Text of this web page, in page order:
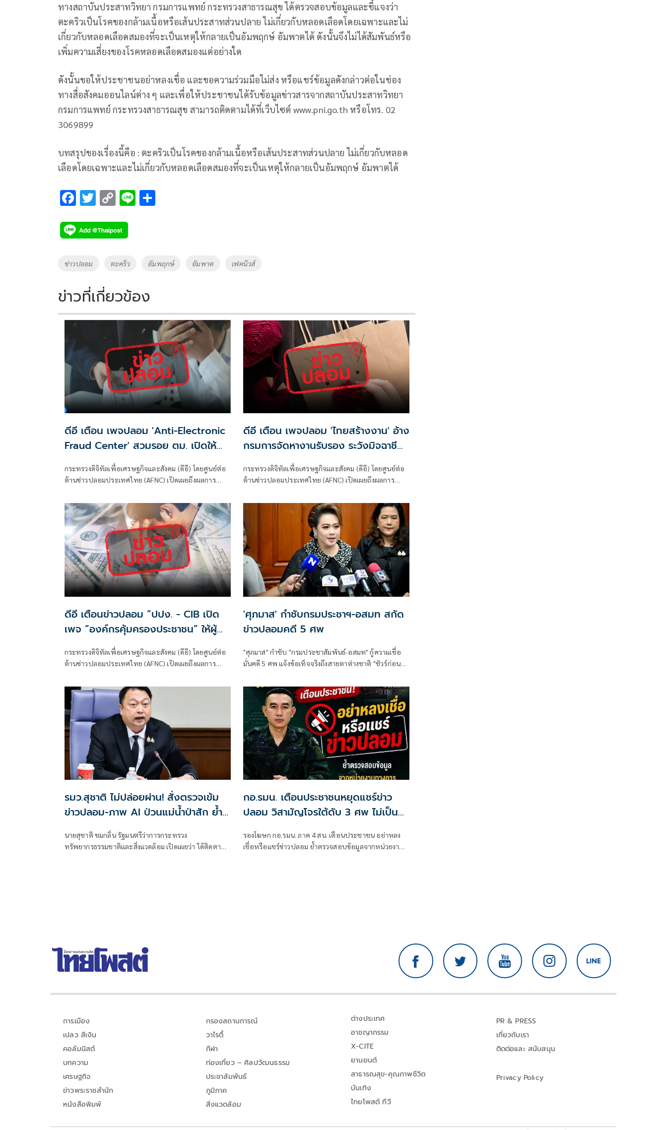
ทางสถาบันประสาทวิทยา กรมการแพทย์ กระทรวงสาธารณสุข ได้ตรวจสอบข้อมูลและชี้แจงว่า
ตะคริวเป็นโรคของกล้ามเนื้อหรือเส้นประสาทส่วนปลาย ไม่เกี่ยวกับหลอดเลือดโดยเฉพาะและไม่
เกี่ยวกับหลอดเลือดสมองที่จะเป็นเหตุให้กลายเป็นอัมพฤกษ์ อัมพาตได้ ดังนั้นจึงไม่ได้สัมพันธ์หรือ
เพิ่มความเสี่ยงของโรคหลอดเลือดสมองแต่อย่างใด
ดังนั้นขอให้ประชาชนอย่าหลงเชื่อ และขอความร่วมมือไม่ส่ง หรือแชร์ข้อมูลดังกล่าวต่อในช่อง
ทางสื่อสังคมออนไลน์ต่าง ๆ และเพื่อให้ประชาชนได้รับข้อมูลข่าวสารจากสถาบันประสาทวิทยา
กรมการแพทย์ กระทรวงสาธารณสุข สามารถติดตามได้ที่เว็บไซต์ www.pni.go.th หรือโทร. 02
3069899
บทสรุปของเรื่องนี้คือ : ตะคริวเป็นโรคของกล้ามเนื้อหรือเส้นประสาทส่วนปลาย ไม่เกี่ยวกับหลอด
เลือดโดยเฉพาะและไม่เกี่ยวกับหลอดเลือดสมองที่จะเป็นเหตุให้กลายเป็นอัมพฤกษ์ อัมพาตได้
F
e
b
o
k
T
tt
er
C
p
y
Li
k
Li
Tags
ข่าวปลอม ตะคริว อัมพฤกษ์ อัมพาต เฟคนิวส์
ข่าวที่เกี่ยวข้อง
ดีอี เตือน เพจปลอม 'Anti-Electronic
Fraud Center' สวมรอย ตม. เปิดให้
ติดตามรับเงินคืนจาก 'สแกมเมอร์' ระวัง
สูญเงิน-ข้อมูลส่วนบุคคล
กระทรวงดิจิทัลเพื่อเศรษฐกิจและสังคม (ดีอี) โดยศูนย์ต่อ
ต้านข่าวปลอมประเทศไทย (AFNC) เปิดเผยถึงผลการ
ป้องกันและแก้ไขปัญหาภัยความมั่นคงและภัยทางสังคม
ของนายไชยชนก ชิดชอบ รัฐมนตรีว่าการกระทรวงดิจิทัล
เพื่อเศรษฐกิจและสังคม (ดีอี) โดยยกระดับความสำคัญ
เรื่องการสร้างความตระหนักรู้เท่าทันภัยอาชญากรรมทาง
เทคโนโลยี ข่าวปลอม และข้อมูลบิดเบือน
ดีอี เตือน เพจปลอม 'ไทยสร้างงาน' อ้าง
กรมการจัดหางานรับรอง ระวังมิจฉาชีพ
หลอก สูญเงิน-ข้อมูลส่วนบุคคล
กระทรวงดิจิทัลเพื่อเศรษฐกิจและสังคม (ดีอี) โดยศูนย์ต่อ
ต้านข่าวปลอมประเทศไทย (AFNC) เปิดเผยถึงผลการ
ป้องกันและแก้ไขปัญหาภัยความมั่นคงและภัยทางสังคม
ของนายไชยชนก ชิดชอบ รัฐมนตรีว่าการกระทรวงดิจิทัล
เพื่อเศรษฐกิจและสังคม (ดีอี) โดยยกระดับความสำคัญ
เรื่องการสร้างความตระหนักรู้เท่าทันภัยอาชญากรรมทาง
เทคโนโลยี ข่าวปลอม และข้อมูลบิดเบือน
ดีอี เตือนข่าวปลอม “ปปง. - CIB เปิด
เพจ “องค์กรคุ้มครองประชาชน” ให้ผู้
เสียหายจากสแกมเมอร์ ส่งหลักฐาน”
ระวังสูญเงิน - ข้อมูลส่วนบุคคล
กระทรวงดิจิทัลเพื่อเศรษฐกิจและสังคม (ดีอี) โดยศูนย์ต่อ
ต้านข่าวปลอมประเทศไทย (AFNC) เปิดเผยถึงผลการ
ป้องกันและแก้ไขปัญหาภัยความมั่นคงและภัยทางสังคม
ของนายไชยชนก ชิดชอบ รัฐมนตรีว่าการกระทรวงดิจิทัล
เพื่อเศรษฐกิจและสังคม (ดีอี)
'ศุภมาส' กำชับกรมประชาฯ-อสมท สกัด
ข่าวปลอมคดี 5 ศพ
"ศุภมาส" กำชับ "กรมประชาสัมพันธ์-อสมท" กู้ความเชื่อ
มั่นคดี 5 ศพ แจ้งข้อเท็จจริงถึงสายตาต่างชาติ "ชัวร์ก่อน
รมว.สุชาติ ไม่ปล่อยผ่าน! สั่งตรวจเข้ม
ข่าวปลอม-ภาพ AI ป่วนแม่น้ำป่าสัก ย้ำ
แก้ปัญหาจริง ไม่ปล่อยข้อมูลเท็จหลอก
ประชาชน
นายสุชาติ ชมกลิ่น รัฐมนตรีว่าการกระทรวง
ทรัพยากรธรรมชาติและสิ่งแวดล้อม เปิดเผยว่า ได้ติดตาม
กอ.รมน. เตือนประชาชนหยุดแชร์ข่าว
ปลอม วิสามัญโจรใต้ดับ 3 ศพ ไม่เป็น
รองโฆษก กอ.รมน. ภาค 4 สน. เตือนประชาชน อย่าหลง
เชื่อหรือแชร์ข่าวปลอม ย้ำตรวจสอบข้อมูลจากหน่วยงาน
การเมือง
เปลว สีเงิน
คอลัมนิสต์
บทความ
เศรษฐกิจ
ข่าวพระราชสำนัก
หนังสือพิมพ์
กรองสถานการณ์
วาไรตี้
กีฬา
ท่องเที่ยว – ศิลปวัฒนธรรม
ประชาสัมพันธ์
ภูมิภาค
สิ่งแวดล้อม
ต่างประเทศ
อาชญากรรม
X-CITE
ยานยนต์
สาธารณสุข-คุณภาพชีวิต
บันเทิง
ไทยโพสต์ ทีวี
PR & PRESS
เกี่ยวกับเรา
ติดต่อและ สนับสนุน
Privacy Policy